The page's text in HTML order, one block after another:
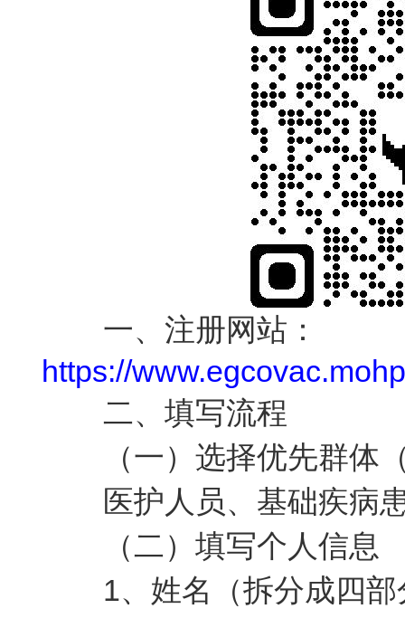
一、注册网站：
https://
二、填写流程
（一）选择优先群体
医护人员、基础疾病
（二）填写个人信息
1、姓名（拆分成四